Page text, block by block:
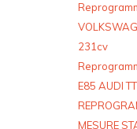
231cv
E85 AUDI
MESURE